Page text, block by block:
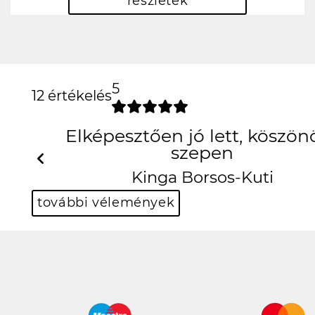
12 értékelés5
Köszönöm szépen király
lett!!
Balázs Halász
Previous
további vélemények